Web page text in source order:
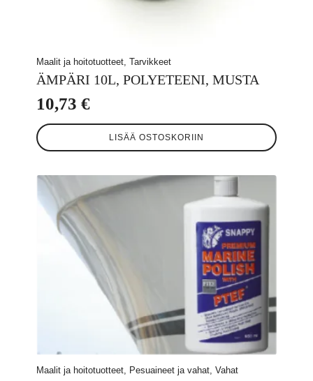
Maalit ja hoitotuotteet, Tarvikkeet
ÄMPÄRI 10L, POLYETEENI, MUSTA
10,73 €
LISÄÄ OSTOSKORIIN
Maalit ja hoitotuotteet, Pesuaineet ja vahat, Vahat